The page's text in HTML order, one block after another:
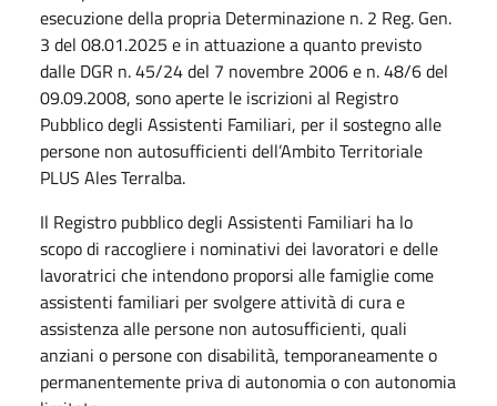
esecuzione della propria Determinazione n. 2 Reg. Gen.
3 del 08.01.2025 e in attuazione a quanto previsto
dalle DGR n. 45/24 del 7 novembre 2006 e n. 48/6 del
09.09.2008, sono aperte le iscrizioni al Registro
Pubblico degli Assistenti Familiari, per il sostegno alle
persone non autosufficienti dell’Ambito Territoriale
PLUS Ales Terralba.
Il Registro pubblico degli Assistenti Familiari ha lo
scopo di raccogliere i nominativi dei lavoratori e delle
lavoratrici che intendono proporsi alle famiglie come
assistenti familiari per svolgere attività di cura e
assistenza alle persone non autosufficienti, quali
anziani o persone con disabilità, temporaneamente o
permanentemente priva di autonomia o con autonomia